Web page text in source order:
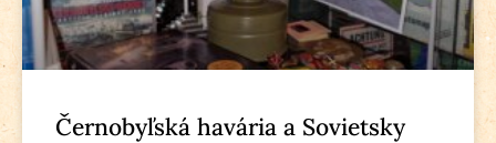
Černobyľská havária a Sovietsky